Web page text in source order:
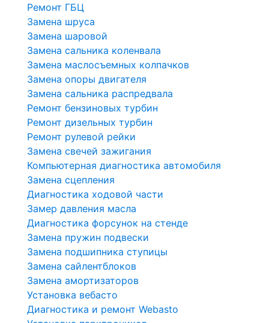
Ремонт ГБЦ
Замена шруса
Замена шаровой
Замена сальника коленвала
Замена маслосъемных колпачков
Замена опоры двигателя
Замена сальника распредвала
Ремонт бензиновых турбин
Ремонт дизельных турбин
Ремонт рулевой рейки
Замена свечей зажигания
Компьютерная диагностика автомобиля
Замена сцепления
Диагностика ходовой части
Замер давления масла
Диагностика форсунок на стенде
Замена пружин подвески
Замена подшипника ступицы
Замена сайлентблоков
Замена амортизаторов
Установка вебасто
Диагностика и ремонт Webasto